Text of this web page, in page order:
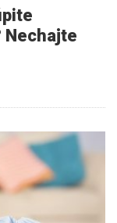
Nechajte